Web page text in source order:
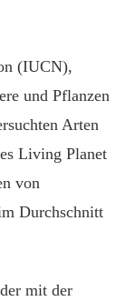
(IUCN),
und Pflanzen
Arten
Living Planet
von
Durchschnitt
mit der